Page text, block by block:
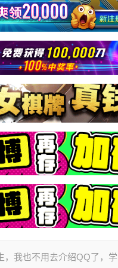
我也不用去介绍QQ了，